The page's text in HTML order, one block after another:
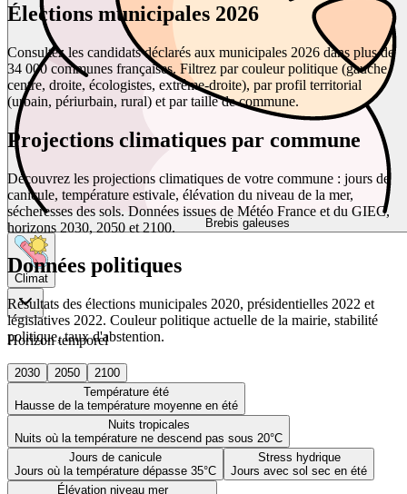
Brebis galeuses
Climat
Horizon temporel
2030 2050
2100
Température été
Hausse de la température moyenne en été
Nuits tropicales
Nuits où la température ne descend pas sous 20°C
Jours de canicule
Jours où la température dépasse 35°C
Stress hydrique
Jours avec sol sec en été
Élévation niveau mer
Élections municipales 2026
Consultez les candidats déclarés aux municipales 2026 dans plus de
34 000 communes françaises. Filtrez par couleur politique (gauche,
centre, droite, écologistes, extrême-droite), par profil territorial
(urbain, périurbain, rural) et par taille de commune.
Projections climatiques par commune
Découvrez les projections climatiques de votre commune : jours de
canicule, température estivale, élévation du niveau de la mer,
sécheresses des sols. Données issues de Météo France et du GIEC,
horizons 2030, 2050 et 2100.
Données politiques
Résultats des élections municipales 2020, présidentielles 2022 et
législatives 2022. Couleur politique actuelle de la mairie, stabilité
politique, taux d'abstention.